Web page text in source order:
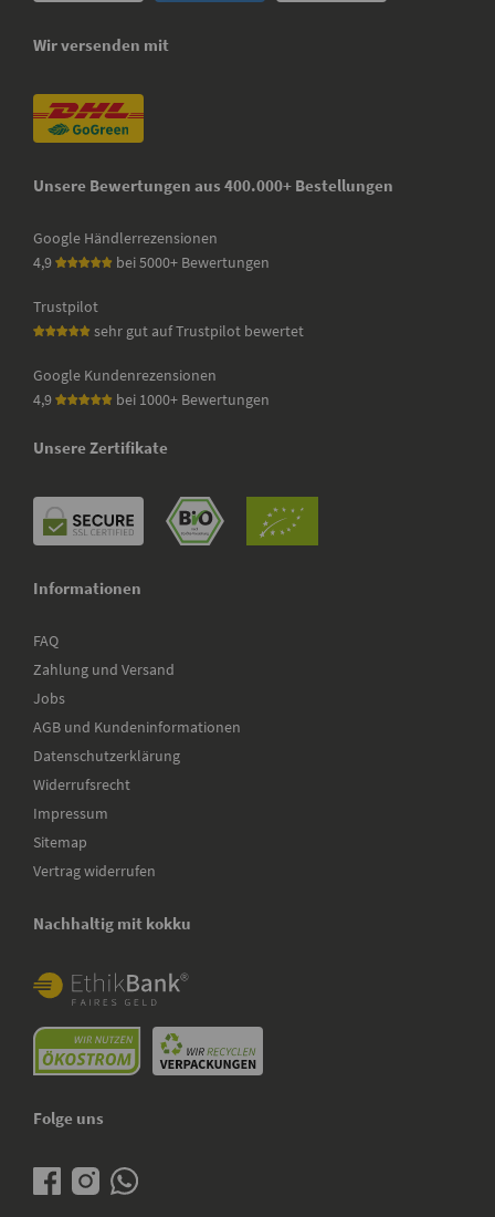
Wir versenden mit
Unsere Bewertungen aus 400.000+ Bestellungen
Google Händlerrezensionen
4,9
bei 5000+ Bewertungen
Trustpilot
sehr gut auf Trustpilot bewertet
Google Kundenrezensionen
4,9
bei 1000+ Bewertungen
Unsere Zertifikate
Informationen
FAQ
Zahlung und Versand
Jobs
AGB und Kundeninformationen
Datenschutzerklärung
Widerrufsrecht
Impressum
Sitemap
Vertrag widerrufen
Nachhaltig mit kokku
Folge uns